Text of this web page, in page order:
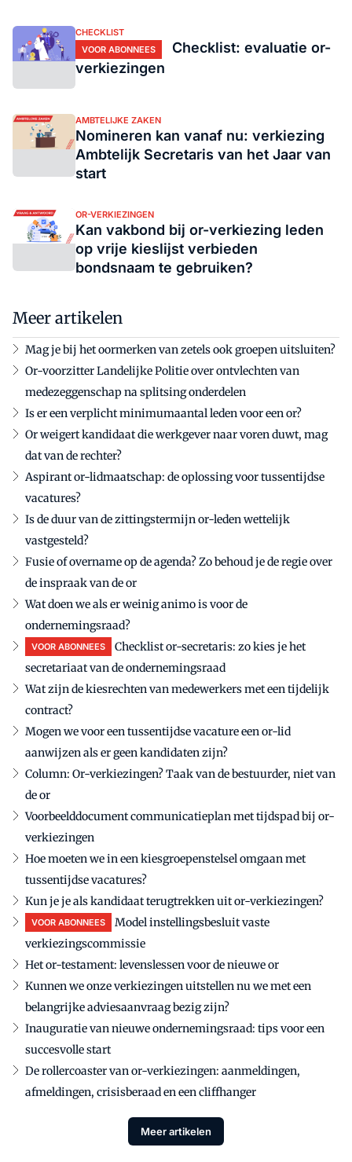
CHECKLIST
VOOR ABONNEES
Checklist: evaluatie or-
verkiezingen
AMBTELIJKE ZAKEN
Nomineren kan vanaf nu: verkiezing
Ambtelijk Secretaris van het Jaar van
start
OR-VERKIEZINGEN
Kan vakbond bij or-verkiezing leden
op vrije kieslijst verbieden
bondsnaam te gebruiken?
Meer artikelen
Mag je bij het oormerken van zetels ook groepen uitsluiten?
Or-voorzitter Landelijke Politie over ontvlechten van
medezeggenschap na splitsing onderdelen
Is er een verplicht minimumaantal leden voor een or?
Or weigert kandidaat die werkgever naar voren duwt, mag
dat van de rechter?
Aspirant or-lidmaatschap: de oplossing voor tussentijdse
vacatures?
Is de duur van de zittingstermijn or-leden wettelijk
vastgesteld?
Fusie of overname op de agenda? Zo behoud je de regie over
de inspraak van de or
Wat doen we als er weinig animo is voor de
ondernemingsraad?
VOOR ABONNEES
Checklist or-secretaris: zo kies je het
secretariaat van de ondernemingsraad
Wat zijn de kiesrechten van medewerkers met een tijdelijk
contract?
Mogen we voor een tussentijdse vacature een or-lid
aanwijzen als er geen kandidaten zijn?
Column: Or-verkiezingen? Taak van de bestuurder, niet van
de or
Voorbeelddocument communicatieplan met tijdspad bij or-
verkiezingen
Hoe moeten we in een kiesgroepenstelsel omgaan met
tussentijdse vacatures?
Kun je je als kandidaat terugtrekken uit or-verkiezingen?
VOOR ABONNEES
Model instellingsbesluit vaste
verkiezingscommissie
Het or-testament: levenslessen voor de nieuwe or
Kunnen we onze verkiezingen uitstellen nu we met een
belangrijke adviesaanvraag bezig zijn?
Inauguratie van nieuwe ondernemingsraad: tips voor een
succesvolle start
De rollercoaster van or-verkiezingen: aanmeldingen,
afmeldingen, crisisberaad en een cliffhanger
Meer artikelen